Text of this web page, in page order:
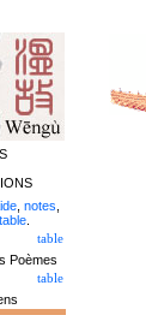
notes
table
table
Poèmes
table